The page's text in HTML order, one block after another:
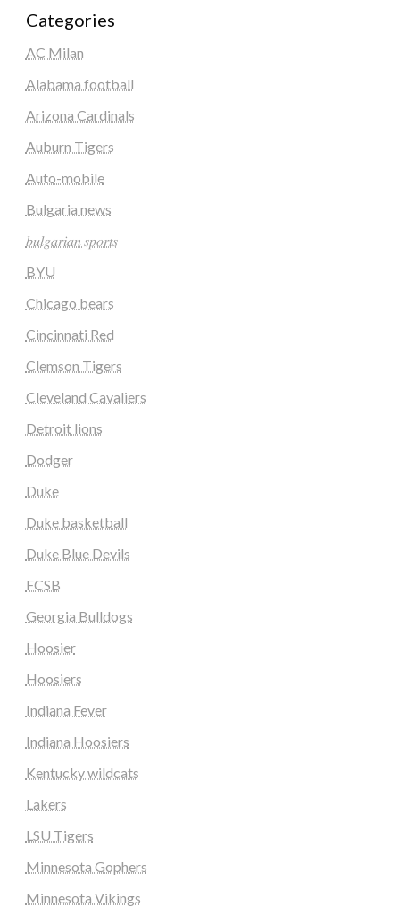
Categories
AC Milan
Alabama football
Arizona Cardinals
Auburn Tigers
Auto-mobile
Bulgaria news
𝑏𝑢𝑙𝑔𝑎𝑟𝑖𝑎𝑛 𝑠𝑝𝑜𝑟𝑡𝑠
BYU
Chicago bears
Cincinnati Red
Clemson Tigers
Cleveland Cavaliers
Detroit lions
Dodger
Duke
Duke basketball
Duke Blue Devils
FCSB
Georgia Bulldogs
Hoosier
Hoosiers
Indiana Fever
Indiana Hoosiers
Kentucky wildcats
Lakers
LSU Tigers
Minnesota Gophers
Minnesota Vikings